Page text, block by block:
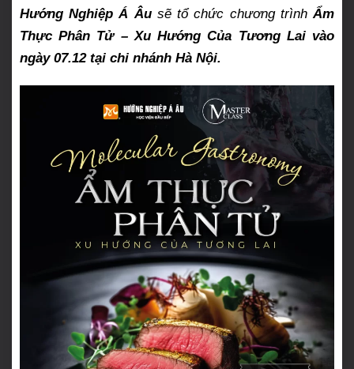
Hướng Nghiệp Á Âusẽ tổ chức chương trìnhẨm
Thực Phân Tử – Xu Hướng Của Tương Lai vào
ngày 07.12 tại chi nhánh Hà Nội.